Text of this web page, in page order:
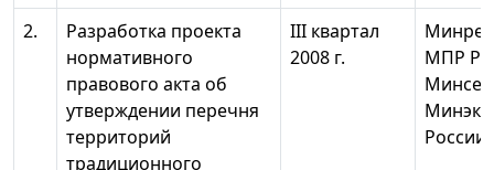
2.
Разработка проекта
нормативного
правового акта об
утверждении перечня
территорий
традиционного
III квартал
2008 г.
МПР
России